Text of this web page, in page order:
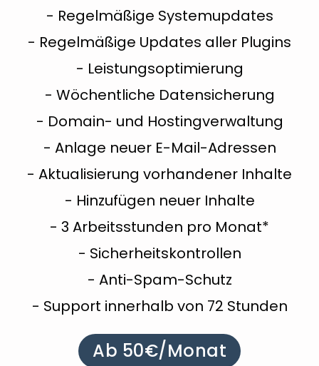
- Regelmäßige Systemupdates
- Regelmäßige Updates aller Plugins
- Leistungsoptimierung
- Wöchentliche Datensicherung
- Domain- und Hostingverwaltung
- Anlage neuer E-Mail-Adressen
- Aktualisierung vorhandener Inhalte
- Hinzufügen neuer Inhalte
- 3 Arbeitsstunden pro Monat*
- Sicherheitskontrollen
- Anti-Spam-Schutz
- Support innerhalb von 72 Stunden
Ab 50€/Monat